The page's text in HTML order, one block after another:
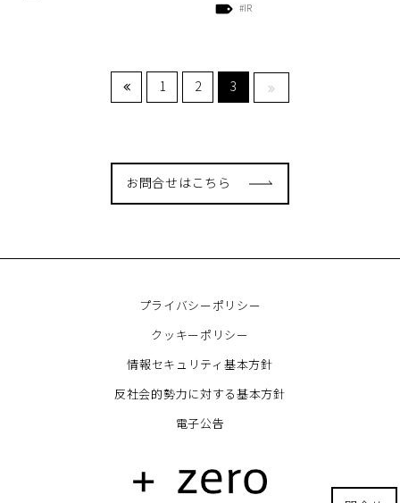
#IR
1 2 3
お問合せはこちら
プライバシーポリシー
クッキーポリシー
情報セキュリティ基本方針
反社会的勢力に対する基本方針
電子公告